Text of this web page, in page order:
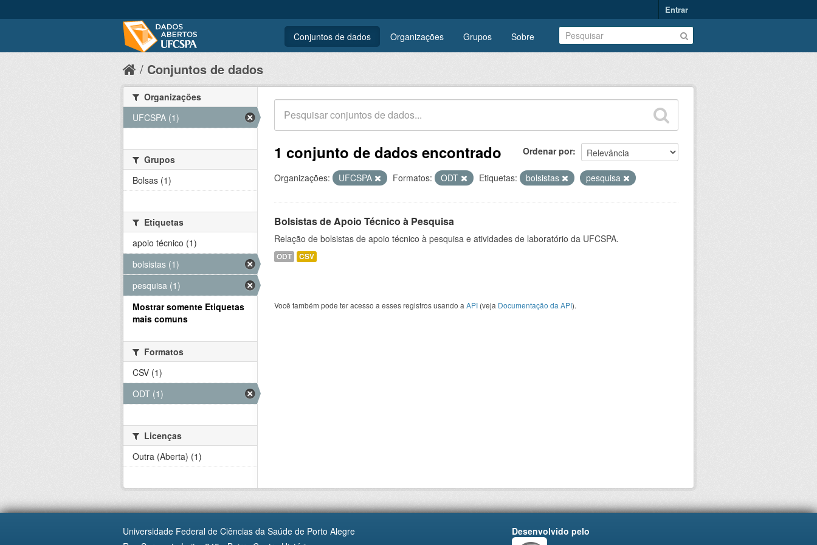
Entrar
Conjuntos de dados Organizações Grupos Sobre
Conjuntos de dados
Ordenar por
1 conjunto de dados encontrado
Organizações: UFCSPA Formatos: ODT Etiquetas: bolsistas pesquisa
Bolsistas de Apoio Técnico à Pesquisa
Relação de bolsistas de apoio técnico à pesquisa e atividades de laboratório da UFCSPA.
ODT CSV
Você também pode ter acesso a esses registros usando a API (veja Documentação da API).
Organizações
UFCSPA (1)
Grupos
Bolsas (1)
Etiquetas
apoio técnico (1)
bolsistas (1)
pesquisa (1)
Mostrar somente Etiquetas
mais comuns
Formatos
CSV (1)
ODT (1)
Licenças
Outra (Aberta) (1)
Universidade Federal de Ciências da Saúde de Porto Alegre
Desenvolvido pelo